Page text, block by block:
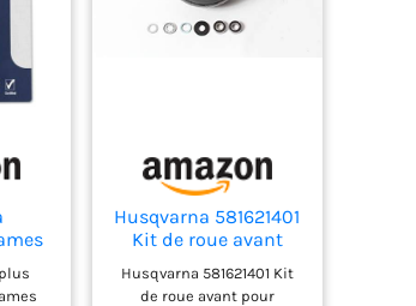
Husqvarna 581621401
Kit de roue avant
pour Automower 320
330X 430X 450X
Husqvarna 581621401 Kit
de roue avant pour